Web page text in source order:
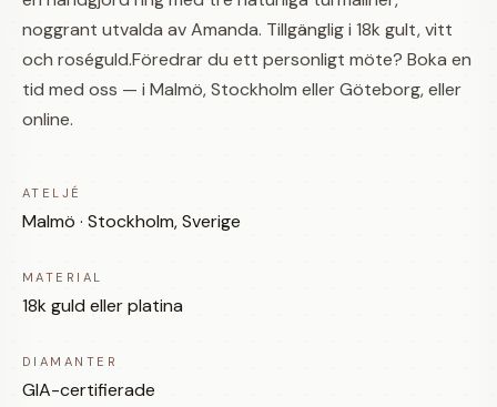
noggrant utvalda av Amanda. Tillgänglig i 18k gult, vitt
och roséguld.Föredrar du ett personligt möte? Boka en
tid med oss — i Malmö, Stockholm eller Göteborg, eller
online.
ATELJÉ
Malmö · Stockholm, Sverige
MATERIAL
18k guld eller platina
DIAMANTER
GIA-certifierade